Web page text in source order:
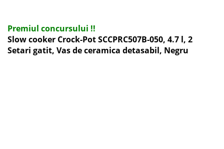
Premiul concursului !!
Slow cooker Crock-Pot SCCPRC507B-050, 4.7 l, 2
Setari gatit, Vas de ceramica detasabil, Negru